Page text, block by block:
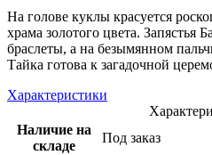
На голове куклы красуется
храма золотого цвета. Запястья
браслеты, а на безымянном
Тайка готова к загадочной
Характеристики
Наличие на
складе
Под заказ